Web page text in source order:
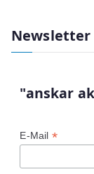
Newsletter
"anskar
E-Mail *